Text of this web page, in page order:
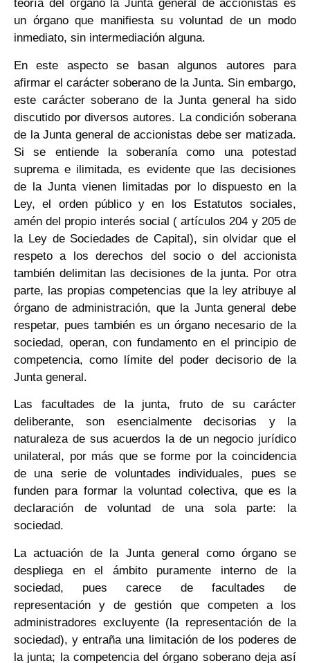
teoría del órgano la Junta general de accionistas es
un órgano que manifiesta su voluntad de un modo
inmediato, sin intermediación alguna.
En este aspecto se basan algunos autores para
afirmar el carácter soberano de la Junta. Sin embargo,
este carácter soberano de la Junta general ha sido
discutido por diversos autores. La condición soberana
de la Junta general de accionistas debe ser matizada.
Si se entiende la soberanía como una potestad
suprema e ilimitada, es evidente que las decisiones
de la Junta vienen limitadas por lo dispuesto en la
Ley, el orden público y en los Estatutos sociales,
amén del propio interés social ( artículos 204 y 205 de
la Ley de Sociedades de Capital), sin olvidar que el
respeto a los derechos del socio o del accionista
también delimitan las decisiones de la junta. Por otra
parte, las propias competencias que la ley atribuye al
órgano de administración, que la Junta general debe
respetar, pues también es un órgano necesario de la
sociedad, operan, con fundamento en el principio de
competencia, como límite del poder decisorio de la
Junta general.
Las facultades de la junta, fruto de su carácter
deliberante, son esencialmente decisorias y la
naturaleza de sus acuerdos la de un negocio jurídico
unilateral, por más que se forme por la coincidencia
de una serie de voluntades individuales, pues se
funden para formar la voluntad colectiva, que es la
declaración de voluntad de una sola parte: la
sociedad.
La actuación de la Junta general como órgano se
despliega en el ámbito puramente interno de la
sociedad, pues carece de facultades de
representación y de gestión que competen a los
administradores excluyente (la representación de la
sociedad), y entraña una limitación de los poderes de
la junta; la competencia del órgano soberano deja así